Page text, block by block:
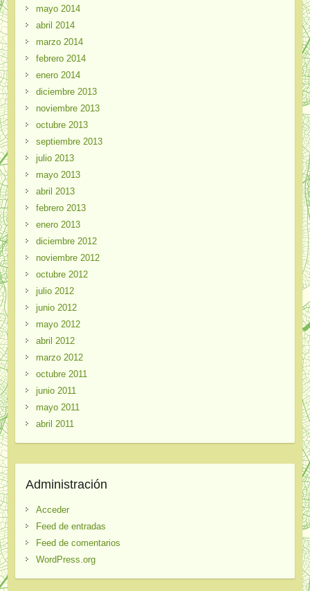
mayo 2014
abril 2014
marzo 2014
febrero 2014
enero 2014
diciembre 2013
noviembre 2013
octubre 2013
septiembre 2013
julio 2013
mayo 2013
abril 2013
febrero 2013
enero 2013
diciembre 2012
noviembre 2012
octubre 2012
julio 2012
junio 2012
mayo 2012
abril 2012
marzo 2012
octubre 2011
junio 2011
mayo 2011
abril 2011
Administración
Acceder
Feed de entradas
Feed de comentarios
WordPress.org